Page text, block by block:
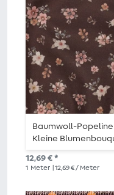
Baumwoll-
Kleine
12,69 € *
1 Meter | 12,69 € / Meter